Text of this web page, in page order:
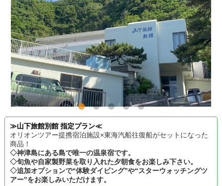
≫山下旅館別館 指定プラン≪
オリオンツアー提携宿泊施設×東海汽船往復船がセットになった
商品！
◇神津島にある島で唯一の温泉宿です。
◇旬魚や自家製野菜を取り入れた夕朝食をお楽しみ下さい。
◇追加オプションで“体験ダイビング”や“スターウォッチングツ
アー”をお楽しみいただけます。